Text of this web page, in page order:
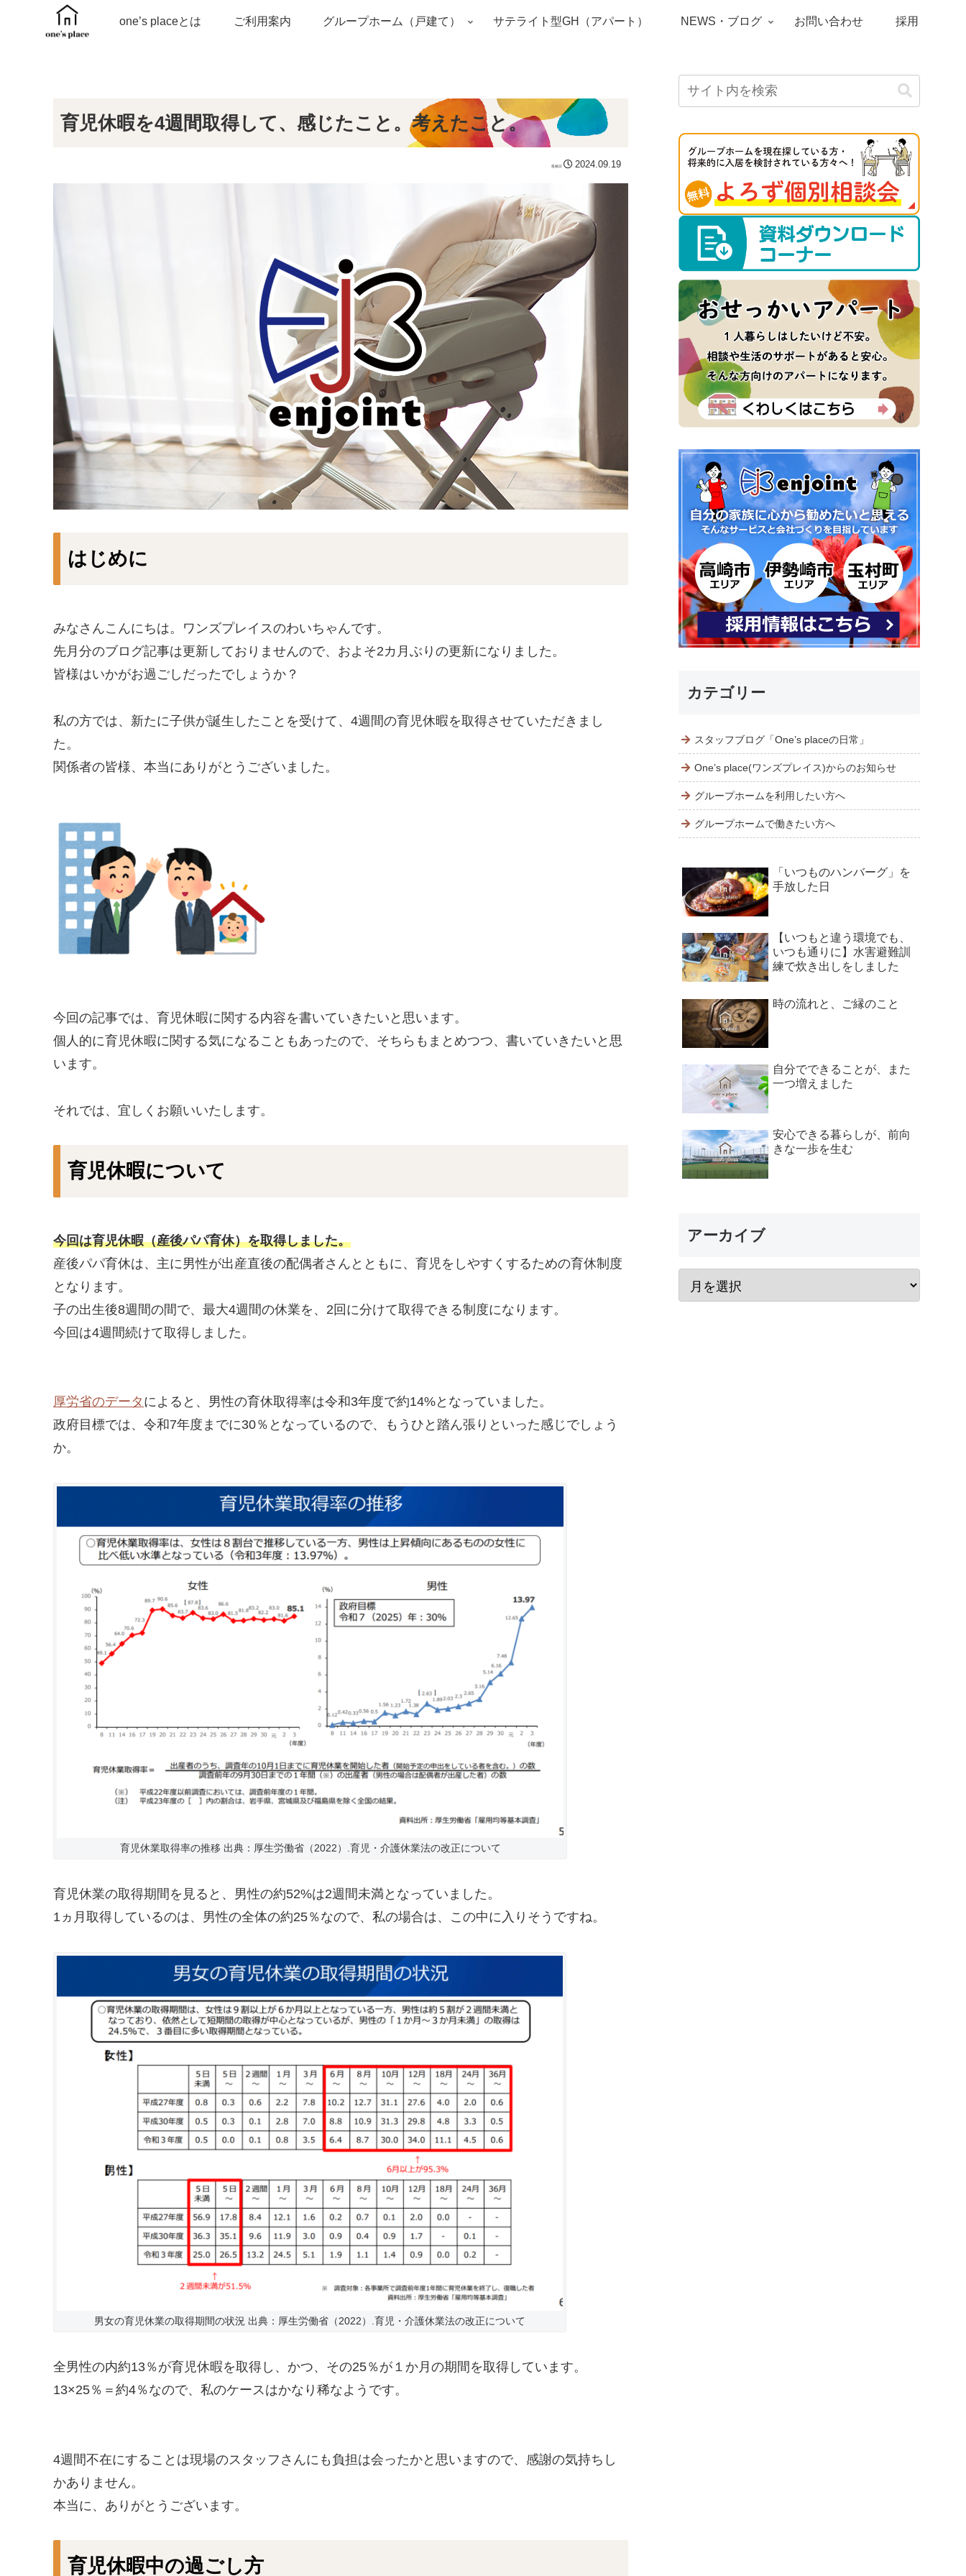
one’s placeとは ご利用案内 グループホーム（戸建て） サテライト型GH（アパート） NEWS・ブログ お問い合わせ 採用
育児休暇を4週間取得して、感じたこと。考えたこと。
2024.09.19
はじめに
みなさんこんにちは。ワンズプレイスのわいちゃんです。
先月分のブログ記事は更新しておりませんので、およそ2カ月ぶりの更新になりました。
皆様はいかがお過ごしだったでしょうか？
私の方では、新たに子供が誕生したことを受けて、4週間の育児休暇を取得させていただきまし
た。
関係者の皆様、本当にありがとうございました。
今回の記事では、育児休暇に関する内容を書いていきたいと思います。
個人的に育児休暇に関する気になることもあったので、そちらもまとめつつ、書いていきたいと思
います。
それでは、宜しくお願いいたします。
育児休暇について
今回は育児休暇（産後パパ育休）を取得しました。
産後パパ育休は、主に男性が出産直後の配偶者さんとともに、育児をしやすくするための育休制度
となります。
子の出生後8週間の間で、最大4週間の休業を、2回に分けて取得できる制度になります。
今回は4週間続けて取得しました。
厚労省のデータ によると、男性の育休取得率は令和3年度で約14%となっていました。
政府目標では、令和7年度までに30％となっているので、もうひと踏ん張りといった感じでしょう
か。
育児休業取得率の推移 出典：厚生労働省（2022）.育児・介護休業法の改正について
育児休業の取得期間を見ると、男性の約52%は2週間未満となっていました。
1ヵ月取得しているのは、男性の全体の約25％なので、私の場合は、この中に入りそうですね。
男女の育児休業の取得期間の状況 出典：厚生労働省（2022）.育児・介護休業法の改正について
全男性の内約13％が育児休暇を取得し、かつ、その25％が１か月の期間を取得しています。
13×25％＝約4％なので、私のケースはかなり稀なようです。
4週間不在にすることは現場のスタッフさんにも負担は会ったかと思いますので、感謝の気持ちし
かありません。
本当に、ありがとうございます。
育児休暇中の過ごし方
カテゴリー
スタッフブログ「One’s placeの日常」
One’s place(ワンズプレイス)からのお知らせ
グループホームを利用したい方へ
グループホームで働きたい方へ
「いつものハンバーグ」を
手放した日
【いつもと違う環境でも、
いつも通りに】水害避難訓
練で炊き出しをしました
時の流れと、ご縁のこと
自分でできることが、また
一つ増えました
安心できる暮らしが、前向
きな一歩を生む
アーカイブ